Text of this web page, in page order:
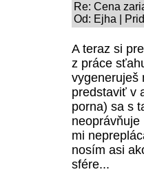
Re: Cena
Od: Ejha |
A teraz si
z práce
vygeneruješ
predstaviť v
porna) sa s
mi
nosím asi
sfére...